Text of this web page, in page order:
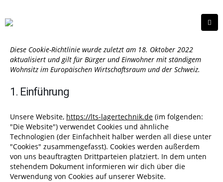
Diese Cookie-Richtlinie wurde zuletzt am 18. Oktober 2022
aktualisiert und gilt für Bürger und Einwohner mit ständigem
Wohnsitz im Europäischen Wirtschaftsraum und der Schweiz.
1. Einführung
Unsere Website, https://lts-lagertechnik.de (im folgenden:
"Die Website") verwendet Cookies und ähnliche
Technologien (der Einfachheit halber werden all diese unter
"Cookies" zusammengefasst). Cookies werden außerdem
von uns beauftragten Drittparteien platziert. In dem unten
stehendem Dokument informieren wir dich über die
Verwendung von Cookies auf unserer Website.